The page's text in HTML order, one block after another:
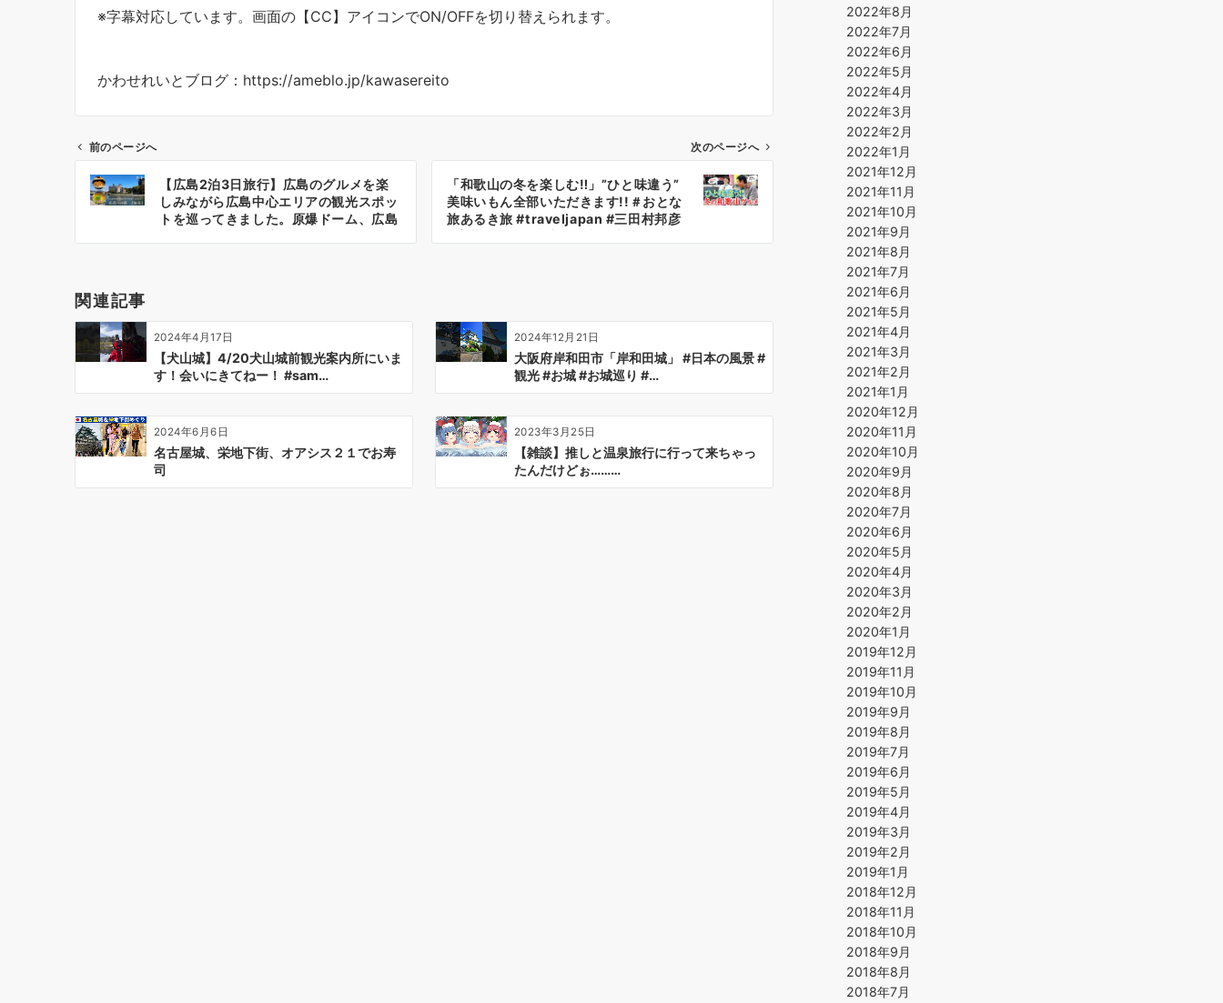
※字幕対応しています。画面の【CC】アイコンでON/OFFを切り替えられます。
かわせれいとブログ：https://ameblo.jp/kawasereito
ビ
シ
ョ
ン
前のページへ
【広島2泊3日旅行】広島のグルメを楽
しみながら広島中心エリアの観光スポッ
トを巡ってきました。原爆ドーム、広島
次のページへ
「和歌山の冬を楽しむ‼」”ひと味違う”
美味いもん全部いただきます!!＃おとな
旅あるき旅 #traveljapan #三田村邦彦
関連記事
2024年4月17日
【犬山城】4/20犬山城前観光案内所にいま
す！会いにきてねー！ #sam…
2024年12月21日
大阪府岸和田市「岸和田城」 #日本の風景 #
観光 #お城 #お城巡り #…
2024年6月6日
名古屋城、栄地下街、オアシス２１でお寿
司
2023年3月25日
【雑談】推しと温泉旅行に行って来ちゃっ
たんだけどぉ………
2022年8月
2022年7月
2022年6月
2022年5月
2022年4月
2022年3月
2022年2月
2022年1月
2021年12月
2021年11月
2021年10月
2021年9月
2021年8月
2021年7月
2021年6月
2021年5月
2021年4月
2021年3月
2021年2月
2021年1月
2020年12月
2020年11月
2020年10月
2020年9月
2020年8月
2020年7月
2020年6月
2020年5月
2020年4月
2020年3月
2020年2月
2020年1月
2019年12月
2019年11月
2019年10月
2019年9月
2019年8月
2019年7月
2019年6月
2019年5月
2019年4月
2019年3月
2019年2月
2019年1月
2018年12月
2018年11月
2018年10月
2018年9月
2018年8月
2018年7月